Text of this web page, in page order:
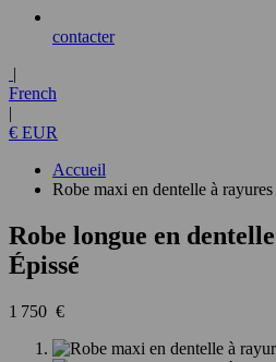
contacter
|
French
|
€ EUR
Accueil
Robe maxi en dentelle à
Robe longue en
Épissé
1 750 €